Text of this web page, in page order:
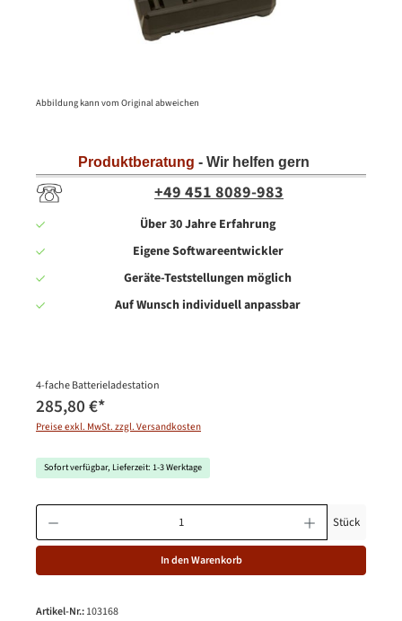
Abbildung kann vom Original abweichen
Produktberatung - Wir helfen gern
+49 451 8089-983
Über 30 Jahre Erfahrung
Eigene Softwareentwickler
Geräte-Teststellungen möglich
Auf Wunsch individuell anpassbar
4-fache Batterieladestation
285,80 €*
Preise exkl. MwSt. zzgl. Versandkosten
Sofort verfügbar, Lieferzeit: 1-3 Werktage
Produkt Anzahl: Gib den gewünschten Wert ein oder benutze die
Stück
In den Warenkorb
Artikel-Nr.:103168